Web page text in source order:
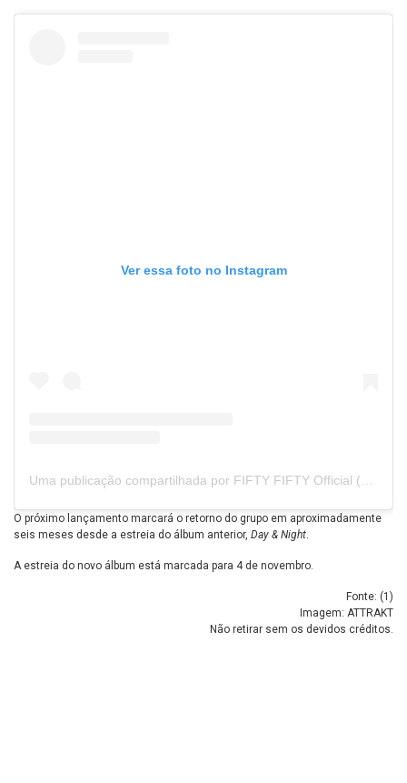
Ver essa foto no Instagram
O próximo lançamento marcará o retorno do grupo em aproximadamente
seis meses desde a estreia do álbum anterior, Day & Night
A estreia do novo álbum está marcada para 4 de novembro.
Fonte: (1 )
Imagem: ATTRAKT
Não retirar sem os devidos créditos.